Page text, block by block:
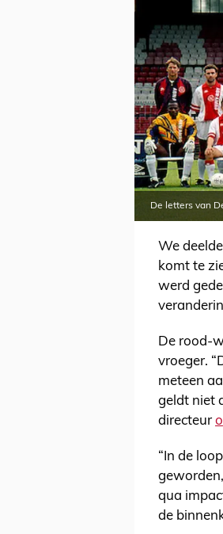
De letters van
We
komt te
werd
De rood-
vroeger.
meteen
geldt niet
directeur
“In de
qua
de